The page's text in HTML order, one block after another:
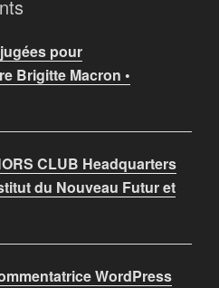
pour
Brigitte Macron •
CLUB Headquarters
du Nouveau Futur et
WordPress